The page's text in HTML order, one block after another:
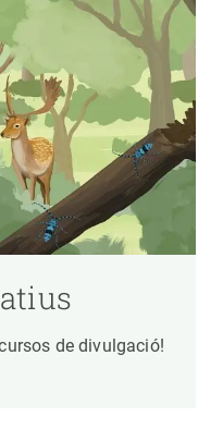
de divulgació!